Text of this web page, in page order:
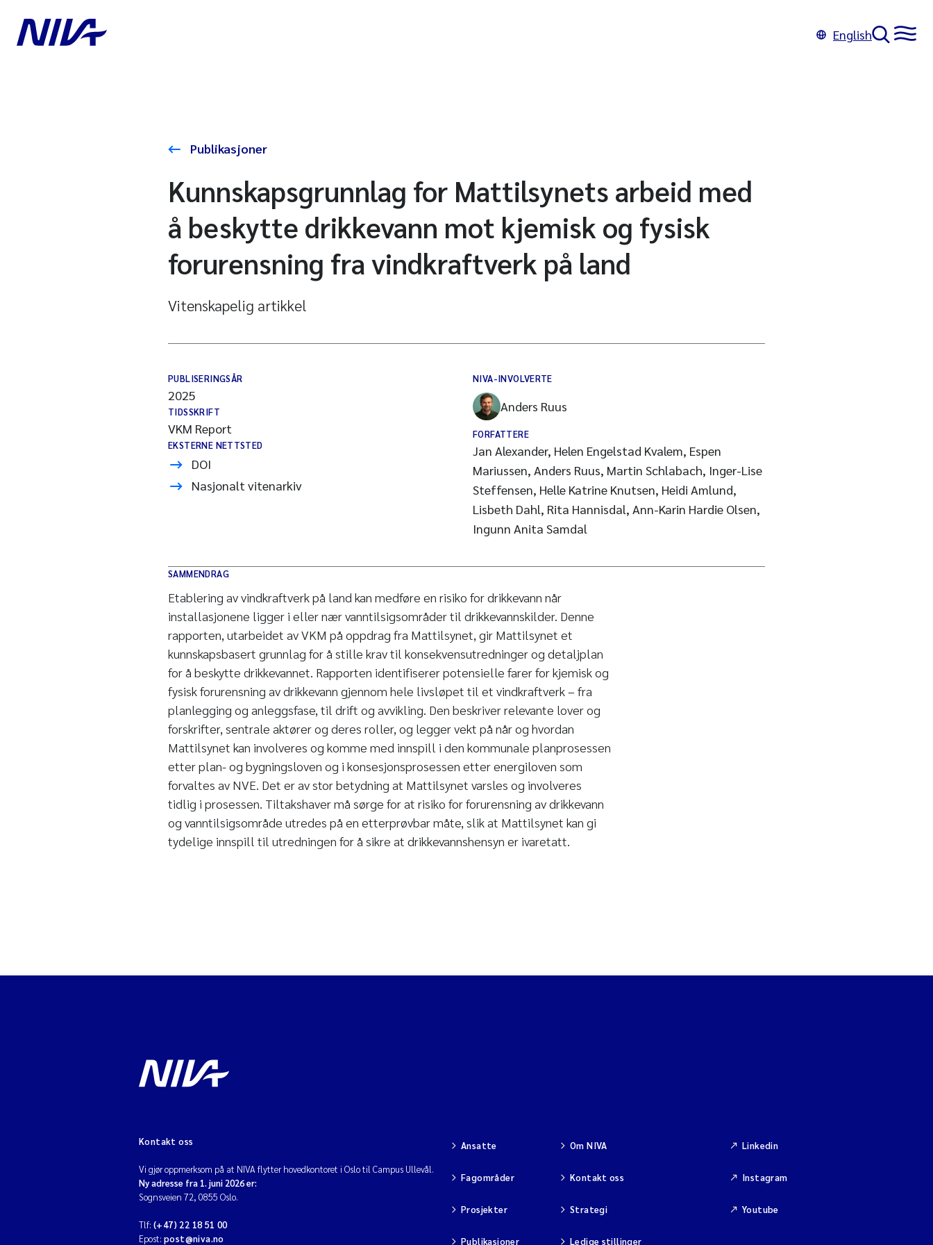
English
Publikasjoner
Kunnskapsgrunnlag for Mattilsynets arbeid med
å beskytte drikkevann mot kjemisk og fysisk
forurensning fra vindkraftverk på land
Vitenskapelig artikkel
PUBLISERINGSÅR
2025
TIDSSKRIFT
VKM Report
EKSTERNE NETTSTED
DOI
Nasjonalt vitenarkiv
NIVA-INVOLVERTE
Anders Ruus
FORFATTERE
Jan Alexander, Helen Engelstad Kvalem, Espen
Mariussen, Anders Ruus, Martin Schlabach, Inger-Lise
Steffensen, Helle Katrine Knutsen, Heidi Amlund,
Lisbeth Dahl, Rita Hannisdal, Ann-Karin Hardie Olsen,
Ingunn Anita Samdal
SAMMENDRAG
Etablering av vindkraftverk på land kan medføre en risiko for drikkevann når
installasjonene ligger i eller nær vanntilsigsområder til drikkevannskilder. Denne
rapporten, utarbeidet av VKM på oppdrag fra Mattilsynet, gir Mattilsynet et
kunnskapsbasert grunnlag for å stille krav til konsekvensutredninger og detaljplan
for å beskytte drikkevannet. Rapporten identifiserer potensielle farer for kjemisk og
fysisk forurensning av drikkevann gjennom hele livsløpet til et vindkraftverk – fra
planlegging og anleggsfase, til drift og avvikling. Den beskriver relevante lover og
forskrifter, sentrale aktører og deres roller, og legger vekt på når og hvordan
Mattilsynet kan involveres og komme med innspill i den kommunale planprosessen
etter plan- og bygningsloven og i konsesjonsprosessen etter energiloven som
forvaltes av NVE. Det er av stor betydning at Mattilsynet varsles og involveres
tidlig i prosessen. Tiltakshaver må sørge for at risiko for forurensning av drikkevann
og vanntilsigsområde utredes på en etterprøvbar måte, slik at Mattilsynet kan gi
tydelige innspill til utredningen for å sikre at drikkevannshensyn er ivaretatt.
Kontakt oss
Vi gjør oppmerksom på at NIVA flytter hovedkontoret i Oslo til Campus Ullevål.
Ny adresse fra 1. juni 2026 er:
Sognsveien 72, 0855 Oslo.
Tlf: (+47) 22 18 51 00
Epost: post@niva.no
Ansatte
Fagområder
Prosjekter
Publikasjoner
Om NIVA
Kontakt oss
Strategi
Ledige stillinger
Linkedin
Instagram
Youtube